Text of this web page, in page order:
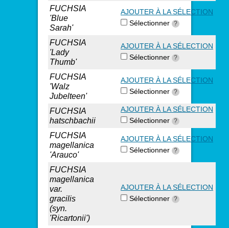
FUCHSIA
'Blue
Sarah'
AJOUTER À LA SÉLECTION
Sélectionner ?
FUCHSIA
'Lady
Thumb'
AJOUTER À LA SÉLECTION
Sélectionner ?
FUCHSIA
'Walz
Jubelteen'
AJOUTER À LA SÉLECTION
Sélectionner ?
FUCHSIA
hatschbachii
AJOUTER À LA SÉLECTION
Sélectionner ?
FUCHSIA
magellanica
'Arauco'
AJOUTER À LA SÉLECTION
Sélectionner ?
FUCHSIA
magellanica
var.
gracilis
(syn.
'Ricartonii')
AJOUTER À LA SÉLECTION
Sélectionner ?